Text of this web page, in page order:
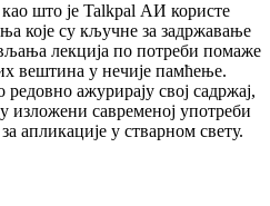
што је Talkpal АИ користе
које су кључне за задржавање
лекција по потреби помаже
вештина у нечије памћење.
ажурирају свој садржај,
изложени савременој употреби
апликације у стварном свету.